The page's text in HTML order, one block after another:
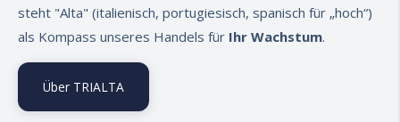
steht "Alta" (italienisch, portugiesisch, spanisch für „hoch“)
als Kompass unseres Handels für Ihr Wachstum.
Über TRIALTA